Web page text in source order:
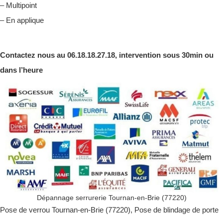
– Multipoint
– En applique
Contactez nous au 06.18.18.27.18, intervention sous 30min ou
dans l’heure
Dépannage serrurerie Tournan-en-Brie (77220)
Pose de verrou Tournan-en-Brie (77220), Pose de blindage de porte